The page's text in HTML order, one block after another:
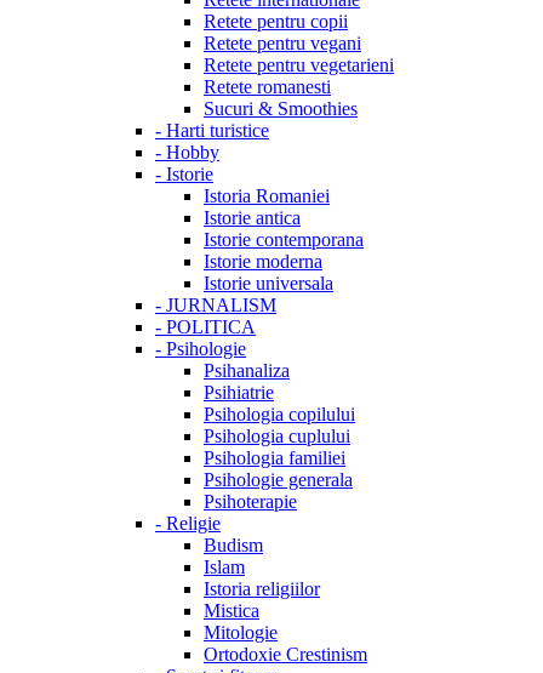
Retete pentru copii
Retete pentru vegani
Retete pentru vegetarieni
Retete romanesti
Sucuri & Smoothies
- Harti turistice
- Hobby
- Istorie
Istoria Romaniei
Istorie antica
Istorie contemporana
Istorie moderna
Istorie universala
- JURNALISM
- POLITICA
- Psihologie
Psihanaliza
Psihiatrie
Psihologia copilului
Psihologia cuplului
Psihologia familiei
Psihologie generala
Psihoterapie
- Religie
Budism
Islam
Istoria religiilor
Mistica
Mitologie
Ortodoxie Crestinism